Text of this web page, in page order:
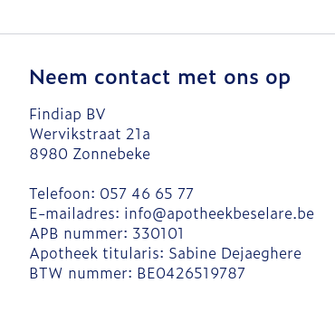
Neem contact met ons op
Findiap BV
Wervikstraat 21a
8980 Zonnebeke
Telefoon: 057 46 65 77
E-mailadres: info@apotheekbeselare.be
APB nummer: 330101
Apotheek titularis: Sabine Dejaeghere
BTW nummer: BE0426519787